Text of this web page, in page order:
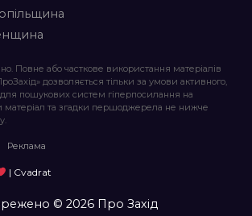
Повне або часткове використання матеріалів
дозволяється тільки за умови активного,
для пошукових систем гіперпосилання на
матеріал та згадки першоджерела не нижче
Реклама
| Cvadrat
© 2026 Про Захід